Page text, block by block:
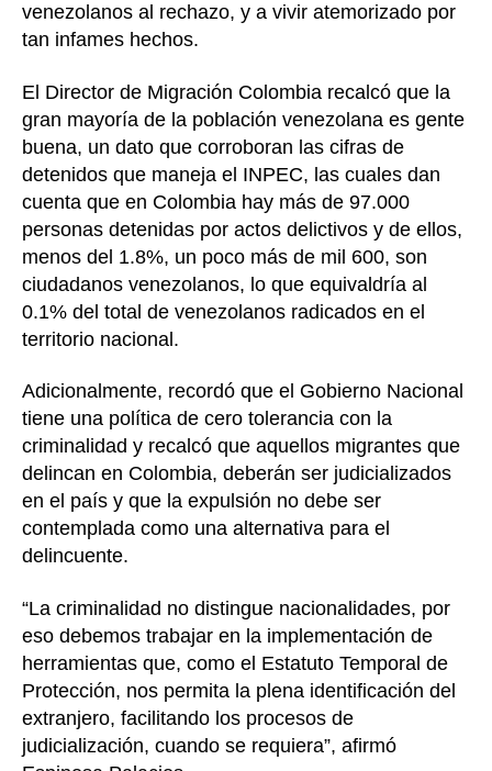
venezolanos al rechazo, y a vivir atemorizado por
tan infames hechos.
El Director de Migración Colombia recalcó que la
gran mayoría de la población venezolana es gente
buena, un dato que corroboran las cifras de
detenidos que maneja el INPEC, las cuales dan
cuenta que en Colombia hay más de 97.000
personas detenidas por actos delictivos y de ellos,
menos del 1.8%, un poco más de mil 600, son
ciudadanos venezolanos, lo que equivaldría al
0.1% del total de venezolanos radicados en el
territorio nacional.
Adicionalmente, recordó que el Gobierno Nacional
tiene una política de cero tolerancia con la
criminalidad y recalcó que aquellos migrantes que
delincan en Colombia, deberán ser judicializados
en el país y que la expulsión no debe ser
contemplada como una alternativa para el
delincuente.
“La criminalidad no distingue nacionalidades, por
eso debemos trabajar en la implementación de
herramientas que, como el Estatuto Temporal de
Protección, nos permita la plena identificación del
extranjero, facilitando los procesos de
judicialización, cuando se requiera”, afirmó